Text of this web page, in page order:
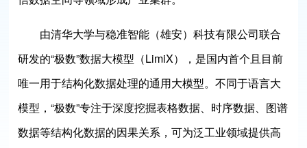
由清华大学与稳准智能（雄安）科技有限公司联合
研发的“极数”数据大模型（LimiX），是国内首个且目前
唯一用于结构化数据处理的通用大模型。不同于语言大
模型，“极数”专注于深度挖掘表格数据、时序数据、图谱
数据等结构化数据的因果关系，可为泛工业领域提供高